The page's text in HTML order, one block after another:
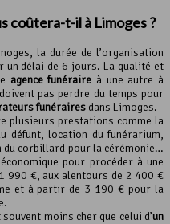
coûtera-t-il à Limoges ?
la durée de l’organisation
un délai de 6 jours. La qualité et
agence funéraire à une autre à
pas perdre du temps pour
funéraires dans Limoges.
plusieurs prestations comme la
défunt, location du funérarium,
corbillard pour la cérémonie…
pour procéder à une
990 €, aux alentours de 2 400 €
et à partir de 3 190 € pour la
moins cher que celui d’un